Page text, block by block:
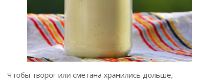
Чтобы творог или сметана хранились дольше,